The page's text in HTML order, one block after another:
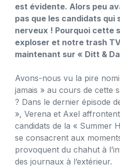
est évidente. Alors peu
pas que les candidats qui
nerveux ! Pourquoi cette
exploser et notre trash
maintenant sur « Ditt &
Avons-nous vu la pire
jamais » au cours de cette
? Dans le dernier épisode
», Verena et Axel
candidats de la « Summer
se consacrent aux
provoquent du chahut à
des journaux à l’extérieur.